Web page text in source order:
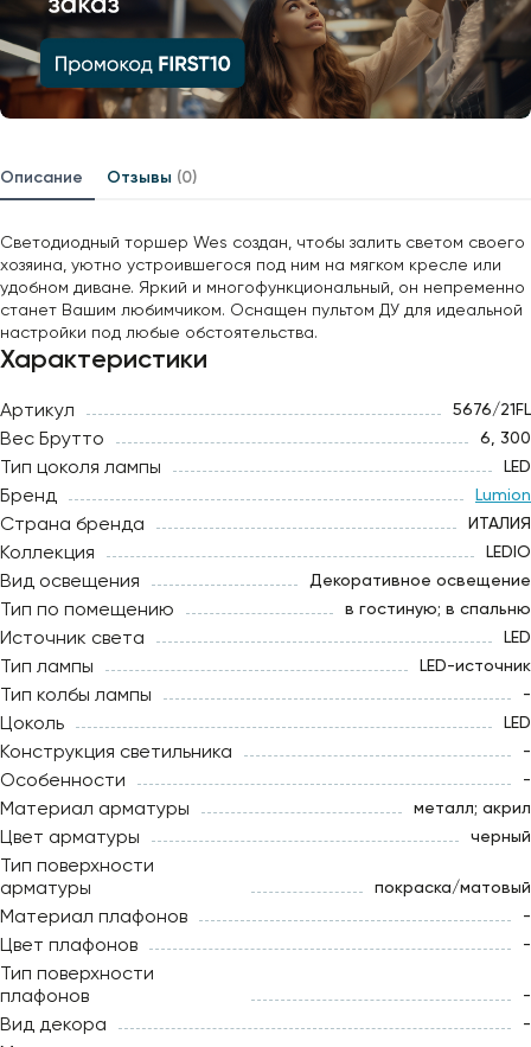
Описание Отзывы (0)
Светодиодный торшер Wes создан, чтобы залить светом своего
хозяина, уютно устроившегося под ним на мягком кресле или
удобном диване. Яркий и многофункциональный, он непременно
станет Вашим любимчиком. Оснащен пультом ДУ для идеальной
настройки под любые обстоятельства.
Характеристики
Артикул 5676/21FL
Вес Брутто 6, 300
Тип цоколя лампы LED
Бренд Lumion
Страна бренда ИТАЛИЯ
Коллекция LEDIO
Вид освещения Декоративное освещение
Тип по помещению в гостиную; в спальню
Источник света LED
Тип лампы LED-источник
Тип колбы лампы -
Цоколь LED
Конструкция светильника -
Особенности -
Материал арматуры металл; акрил
Цвет арматуры черный
Тип поверхности
арматуры
покраска/матовый
Материал плафонов -
Цвет плафонов -
Тип поверхности
плафонов
-
Вид декора -